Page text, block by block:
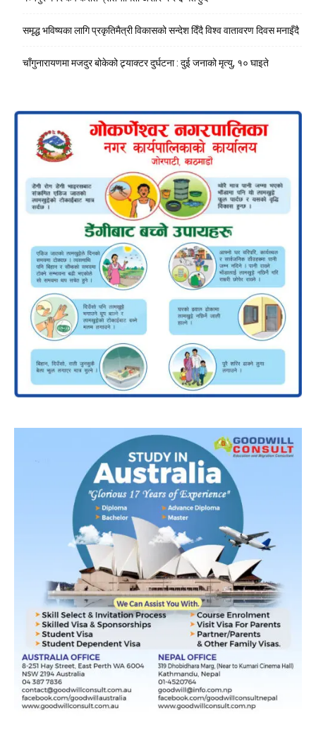
समृद्ध भविष्यका लागि प्रकृतिमैत्री विकासको सन्देश दिँदै विश्व वातावरण दिवस मनाइँदै
चाँगुनारायणमा मजदुर बोकेको ट्र्याक्टर दुर्घटना : दुई जनाको मृत्यु, १० घाइते